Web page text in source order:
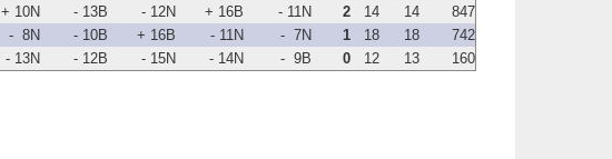
+ 10N - 13B - 12N + 16B - 11N 2 14 14
847
- 8N - 10B + 16B - 11N - 7N 1 18 18
742
- 13N - 12B - 15N - 14N - 9B 0 12 13 160